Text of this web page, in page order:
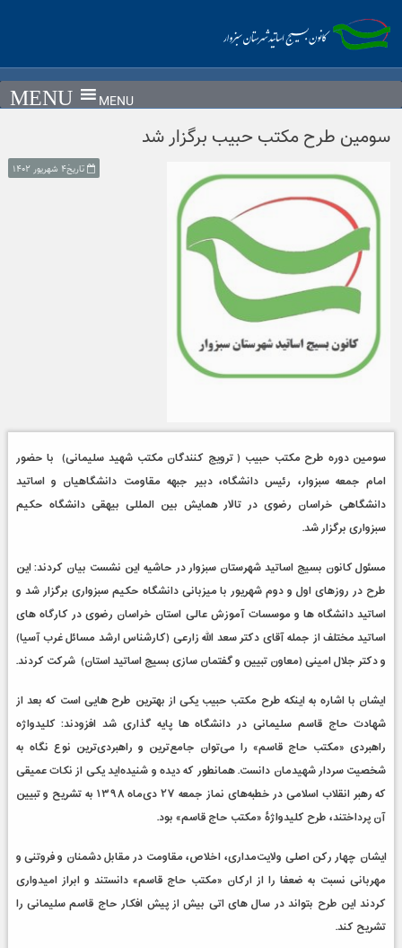
content
MENU
سومین طرح مکتب حبیب برگزار شد
تاریخ۴ شهریور ۱۴۰۲
سومین دوره طرح مکتب حبیب ( ترویج کنندگان مکتب شهید سلیمانی) با حضور
امام جمعه سبزوار، رئیس دانشگاه، دبیر جبهه مقاومت دانشگاهیان و اساتید
دانشگاهی خراسان رضوی در تالار همایش بین المللی بیهقی دانشگاه حکیم
سبزواری برگزار شد.
مسئول کانون بسیج اساتید شهرستان سبزوار در حاشیه این نشست بیان کردند: این
طرح در روزهای اول و دوم شهریور با میزبانی دانشگاه حکیم سبزواری برگزار شد و
اساتید دانشگاه ها و موسسات آموزش عالی استان خراسان رضوی در کارگاه های
اساتید مختلف از جمله آقای دکتر سعد الله زارعی (کارشناس ارشد مسائل غرب آسیا)
و دکتر جلال امینی (معاون تبیین و گفتمان سازی بسیج اساتید استان) شرکت کردند.
ایشان با اشاره به اینکه طرح مکتب حبیب یکی از بهترین طرح هایی است که بعد از
شهادت حاج قاسم سلیمانی در دانشگاه ها پایه گذاری شد افزودند: کلیدواژه
راهبردی «مکتب حاج قاسم» را می‌توان جامع‌ترین و راهبردی‌ترین نوع نگاه به
شخصیت سردار شهیدمان دانست. همانطور که دیده و شنیده‌اید یکی از نکات عمیقی
که رهبر انقلاب اسلامی در خطبه‌های نماز جمعه ۲۷دی‌ماه۱۳۹۸ به تشریح و تبیین
آن پرداختند، طرح کلیدواژۀ «مکتب حاج قاسم» بود.
ایشان چهار رکن اصلی ولایت‌مداری،اخلاص، مقاومت در مقابل دشمنان و فروتنی و
مهربانی نسبت به ضعفا را از ارکان «مکتب حاج قاسم» دانستند و ابراز امیدواری
کردند این طرح بتواند در سال های اتی بیش از پیش افکار حاج قاسم سلیمانی را
تشریح کند.